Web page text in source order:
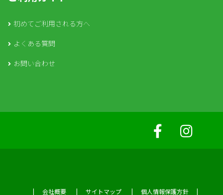
初めてご利用される方へ
よくある質問
お問い合わせ
会社概要 サイトマップ 個人情報保護方針